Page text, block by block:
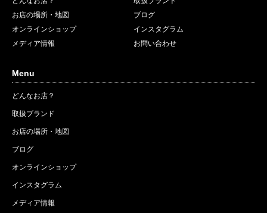
お店の場所・地図
ブログ
オンラインショップ
インスタグラム
メディア情報
お問い合わせ
Menu
どんなお店？
取扱ブランド
お店の場所・地図
ブログ
オンラインショップ
インスタグラム
メディア情報